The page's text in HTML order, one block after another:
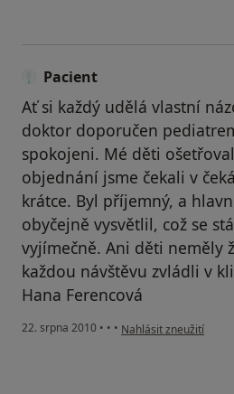
Pacient
Ať si každý udělá vlastní
doktor doporučen
spokojeni. Mé děti
objednání jsme čekali v
krátce. Byl příjemný, a
obyčejně vysvětlil, což se
vyjímečně. Ani děti neměly
každou návštěvu zvládli v
Hana Ferencová
22. srpna 2010 • • • podle názoru uživatele
Nahlásit zneužití